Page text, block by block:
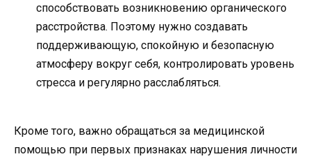
способствовать возникновению органического
расстройства. Поэтому нужно создавать
поддерживающую, спокойную и безопасную
атмосферу вокруг себя, контролировать уровень
стресса и регулярно расслабляться.
Кроме того, важно обращаться за медицинской
помощью при первых признаках нарушения личности